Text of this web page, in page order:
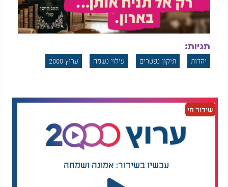
והשנה - נציגנו זמינים אליכם כל הלילה!
תגיות:
יהדות תיקון נפטרים עילוי נשמה ערוץ 2000
שידור חי
עכשיו בשידור: אמונה ושמחה